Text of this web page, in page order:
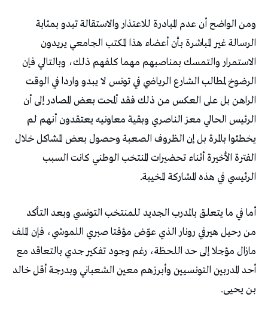
ومن الواضح أن عدم المبادرة للاعتذار والاستقالة تبدو بمثابة
الرسالة غير المباشرة بأن أعضاء هذا المكتب الجامعي يريدون
الاستمرار والتمسك بمناصبهم مهما كلفهم ذلك، وبالتالي فإن
الرضوخ لمطالب الشارع الرياضي في تونس لا يبدو واردا في الوقت
الراهن بل على العكس من ذلك فقد ألمحت بعض المصادر إلى أن
الرئيس الحالي معز الناصري وبقية معاونيه يعتقدون أنهم لم
يخطئوا بالمرة بل إن الظروف الصعبة وحصول بعض المشاكل خلال
الفترة الأخيرة أثناء تحضيرات المنتخب الوطني كانت السبب
الرئيسي في هذه المشاركة المخيبة.
أما في ما يتعلق بالمدرب الجديد للمنتخب التونسي وبعد التأكد
من رحيل هيرفي رونار الذي عوّض مؤقتا صبري اللموشي، فإن الملف
مازال مؤجلا إلى حد اللحظة، رغم وجود تفكير جدي بالتعاقد مع
أحد المدربين التونسيين وأبرزهم معين الشعباني وبدرجة أقل خالد
بن يحيى.